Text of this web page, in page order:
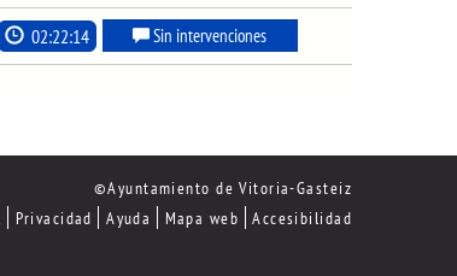
02:22:14 Sin intervenciones
©Ayuntamiento de Vitoria-Gasteiz
Privacidad Ayuda Mapa web Accesibilidad